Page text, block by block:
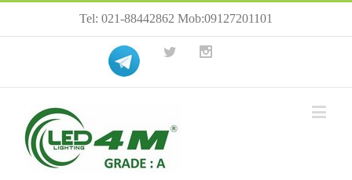
Tel: 021-88442862 Mob:09127201101